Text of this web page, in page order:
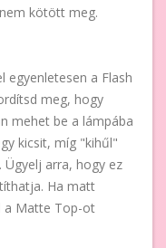
kötött meg.
egyenletesen a Flash
meg, hogy
mehet be a lámpába
kicsit, míg "kihűl"
arra, hogy ez
Ha matt
a Matte Top-ot